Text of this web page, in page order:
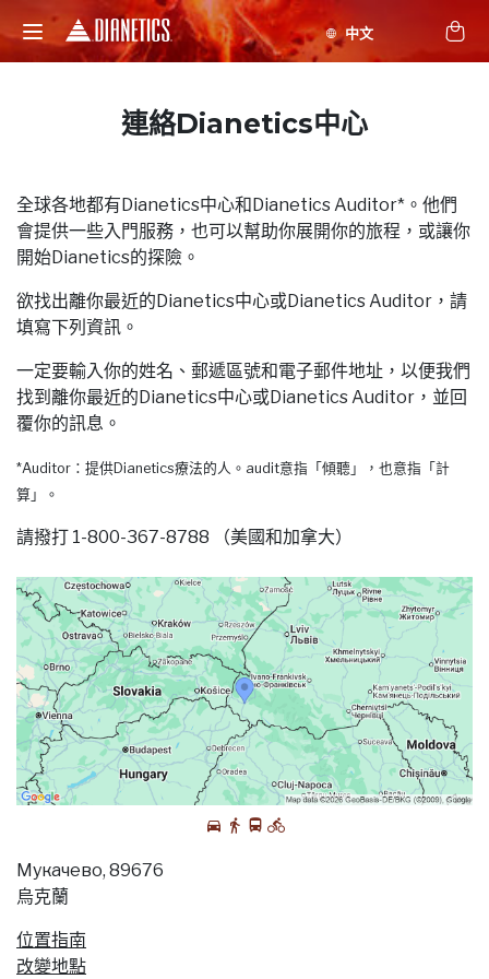
連絡Dianetics中心
全球各地都有Dianetics中心和Dianetics Auditor*。他們
會提供一些入門服務，也可以幫助你展開你的旅程，或讓你
開始Dianetics的探險。
欲找出離你最近的Dianetics中心或Dianetics Auditor，請
填寫下列資訊。
一定要輸入你的姓名、郵遞區號和電子郵件地址，以便我們
找到離你最近的Dianetics中心或Dianetics Auditor，並回
覆你的訊息。
*Auditor：提供Dianetics療法的人。audit意指「傾聽」，也意指「計
算」。
請撥打 1-800-367-8788 （美國和加拿大）
Мукачево, 89676
烏克蘭
位置指南
改變地點